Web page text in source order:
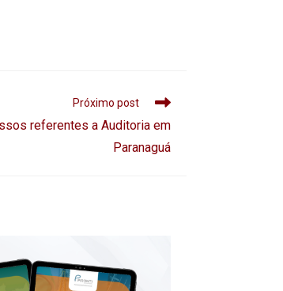
Próximo post
referentes a Auditoria em
Paranaguá